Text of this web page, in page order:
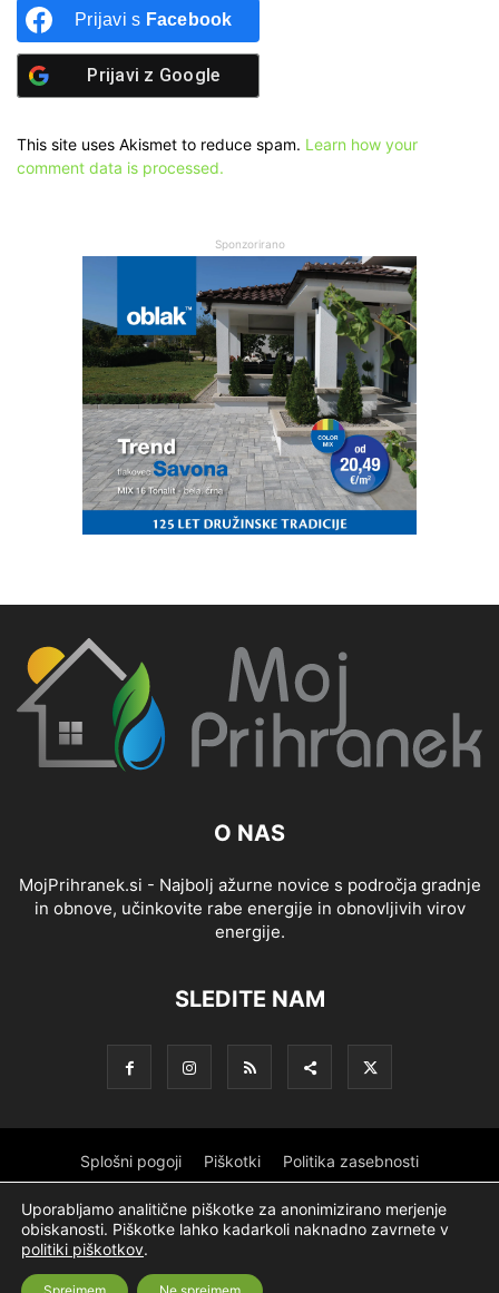
Prijavi s Facebook
Prijavi z Google
This site uses Akismet to reduce spam. Learn how your
comment data is processed.
Sponzorirano
O NAS
MojPrihranek.si - Najbolj ažurne novice s področja gradnje
in obnove, učinkovite rabe energije in obnovljivih virov
energije.
SLEDITE NAM
Splošni pogoji Piškotki Politika zasebnosti
Oglaševanje Partnerji Sofinanciranje Ekipa Logotip
O podjetju
Uporabljamo analitične piškotke za anonimizirano merjenje
obiskanosti. Piškotke lahko kadarkoli naknadno zavrnete v
politiki piškotkov.